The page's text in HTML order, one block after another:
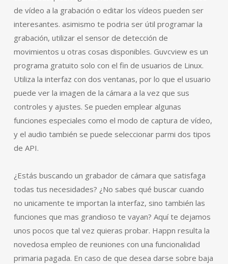
de vídeo a la grabación o editar los vídeos pueden ser
interesantes. asimismo te podria ser útil programar la
grabación, utilizar el sensor de detección de
movimientos u otras cosas disponibles. Guvcview es un
programa gratuito solo con el fin de usuarios de Linux.
Utiliza la interfaz con dos ventanas, por lo que el usuario
puede ver la imagen de la cámara a la vez que sus
controles y ajustes. Se pueden emplear algunas
funciones especiales como el modo de captura de vídeo,
y el audio también se puede seleccionar parmi dos tipos
de API.
¿Estás buscando un grabador de cámara que satisfaga
todas tus necesidades? ¿No sabes qué buscar cuando
no unicamente te importan la interfaz, sino también las
funciones que mas grandioso te vayan? Aquí te dejamos
unos pocos que tal vez quieras probar. Happn resulta la
novedosa empleo de reuniones con una funcionalidad
primaria pagada. En caso de que desea darse sobre baja